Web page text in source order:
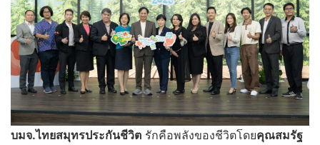
บมจ.ไทยสมุทรประกันชีวิต รักคือพลังของชีวิตโดยคุณสมรัฐ